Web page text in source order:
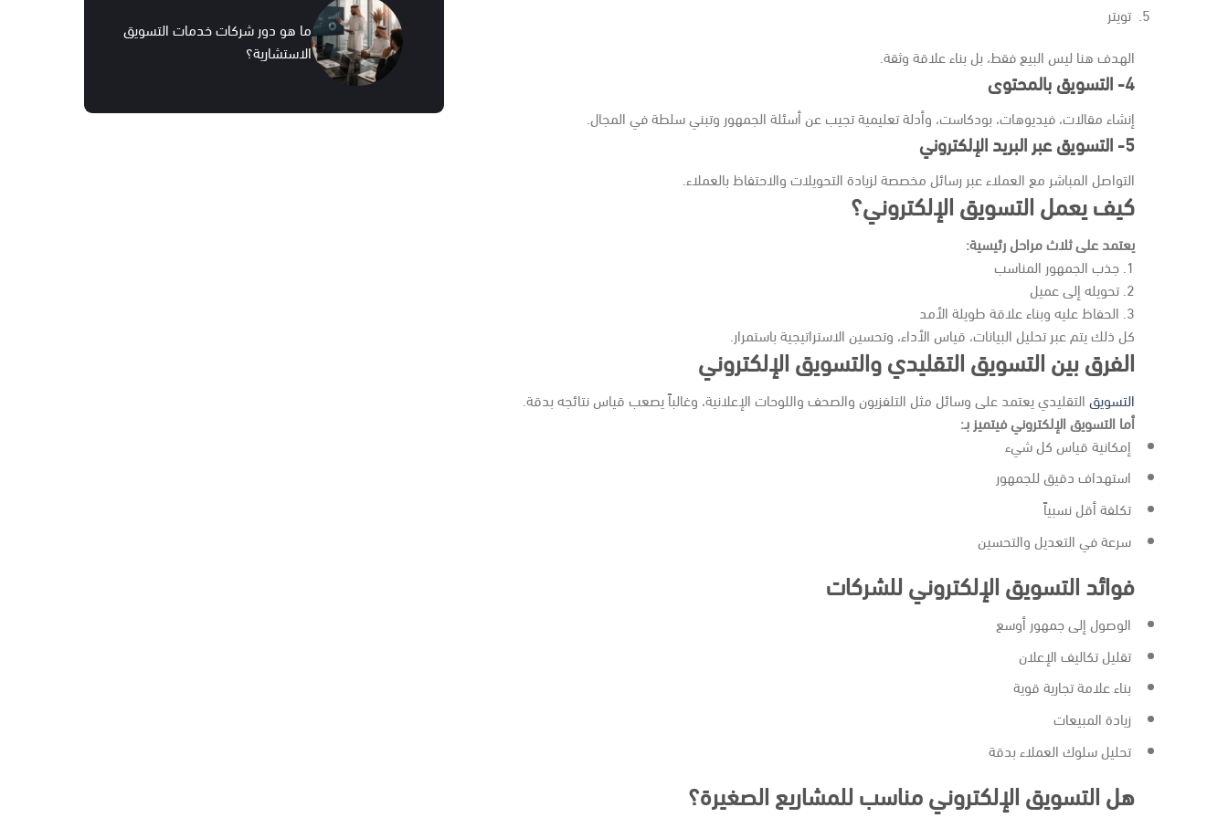
تويتر
الهدف هنا ليس البيع فقط، بل بناء علاقة وثقة.
4- التسويق بالمحتوى
إنشاء مقالات، فيديوهات، بودكاست، وأدلة تعليمية تجيب عن أسئلة الجمهور وتبني سلطة في المجال.
5- التسويق عبر البريد الإلكتروني
التواصل المباشر مع العملاء عبر رسائل مخصصة لزيادة التحويلات والاحتفاظ بالعملاء.
كيف يعمل التسويق الإلكتروني؟
يعتمد على ثلاث مراحل رئيسية:
1. جذب الجمهور المناسب
2. تحويله إلى عميل
3. الحفاظ عليه وبناء علاقة طويلة الأمد
كل ذلك يتم عبر تحليل البيانات، قياس الأداء، وتحسين الاستراتيجية باستمرار.
الفرق بين التسويق التقليدي والتسويق الإلكتروني
التسويقالتقليدي يعتمد على وسائل مثل التلفزيون والصحف واللوحات الإعلانية، وغالباً يصعب قياس نتائجه بدقة.
أما التسويق الإلكتروني فيتميز بـ:
إمكانية قياس كل شيء
استهداف دقيق للجمهور
تكلفة أقل نسبياً
سرعة في التعديل والتحسين
فوائد التسويق الإلكتروني للشركات
الوصول إلى جمهور أوسع
تقليل تكاليف الإعلان
بناء علامة تجارية قوية
زيادة المبيعات
تحليل سلوك العملاء بدقة
هل التسويق الإلكتروني مناسب للمشاريع الصغيرة؟
ما هو دور شركات خدمات التسويق
الاستشارية؟